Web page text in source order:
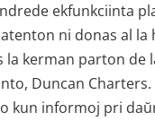
ekfunkciinta
ni donas al
la kerman parton de
Duncan
kun informoj pri